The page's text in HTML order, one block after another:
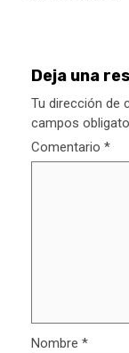
Deja una
Tu dirección de
campos
Comentario *
Nombre *